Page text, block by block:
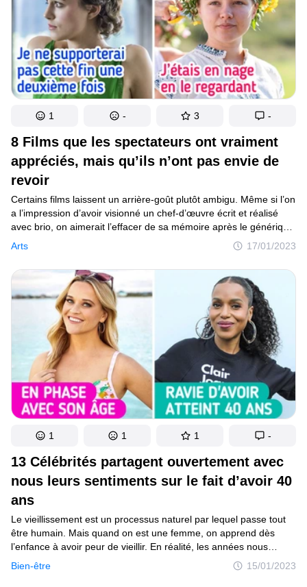
8 Films que les spectateurs ont vraiment
appréciés, mais qu’ils n’ont pas envie de
revoir
Arts 17/01/2023
Certains films laissent un arrière-goût plutôt ambigu. Même si l’on
a l’impression d’avoir visionné un chef-d’œuvre écrit et réalisé
avec brio, on aimerait l’effacer de sa mémoire après le générique
de la fin. Les émotions suscitées par les films persistent
longtemps, et parfois elles sont si fortes et contradictoires que
nous ne souhaitons pas les revivre. Voici une nouvelle sélection
de films impressionnants que les spectateurs ont hâte de zapper
s’ils tombent dessus par hasard.
1 - 3 -
13 Célébrités partagent ouvertement avec
nous leurs sentiments sur le fait d’avoir 40
ans
Bien-être 15/01/2023
Le vieillissement est un processus naturel par lequel passe tout
être humain. Mais quand on est une femme, on apprend dès
l’enfance à avoir peur de vieillir. En réalité, les années nous
rendent plus expérimentés et la quarantaine est le moment idéal
pour prendre enfin le temps de nous amuser.De nombreuses
1 1 1 -